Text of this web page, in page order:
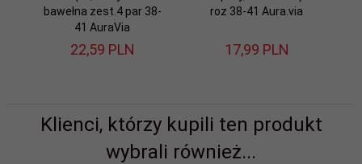
bawełna zest.4 par 38-
41 AuraVia
22,59 PLN
roz 38-41 Aura.via
17,99 PLN
Klienci, którzy kupili ten produkt
wybrali również...